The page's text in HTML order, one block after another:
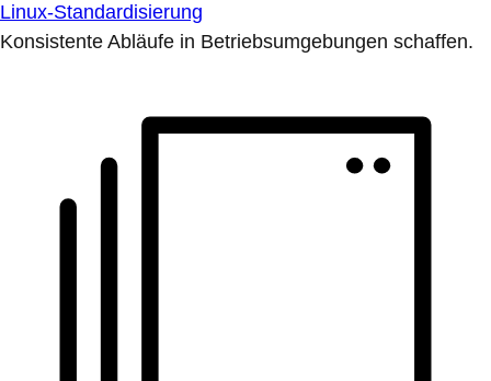
Linux-Standardisierung
Konsistente Abläufe in Betriebsumgebungen schaffen.